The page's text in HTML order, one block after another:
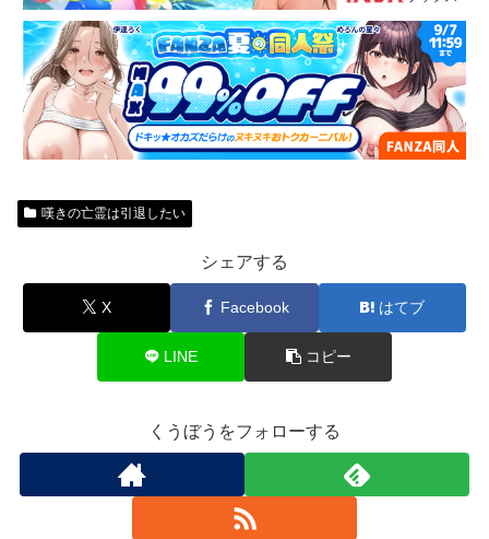
嘆きの亡霊は引退したい
シェアする
X Facebook はてブ
LINE コピー
くうぼうをフォローする